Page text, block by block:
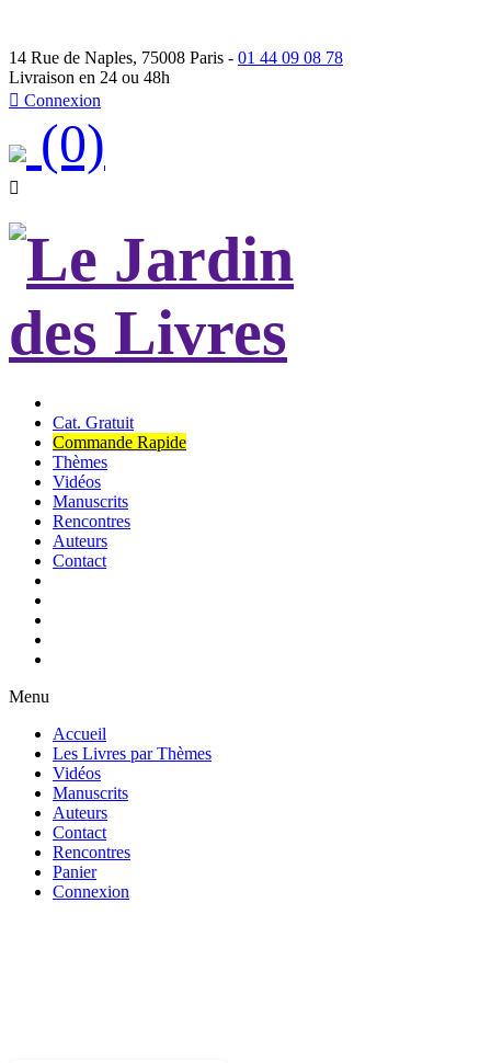
14 Rue de Naples, 75008 Paris - 01 44 09 08 78
Livraison en 24 ou 48h
 Connexion
(0)

Cat. Gratuit
Commande Rapide
Thèmes
Vidéos
Manuscrits
Rencontres
Auteurs
Contact
Menu
Accueil
Les Livres par Thèmes
Vidéos
Manuscrits
Auteurs
Contact
Rencontres
Panier
Connexion